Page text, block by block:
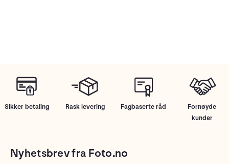
Sikker betaling Rask levering Fagbaserte råd
Fornøyde
kunder
Nyhetsbrev fra Foto.no